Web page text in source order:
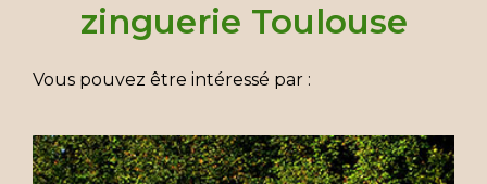
zinguerie Toulouse
Vous pouvez être intéressé par :